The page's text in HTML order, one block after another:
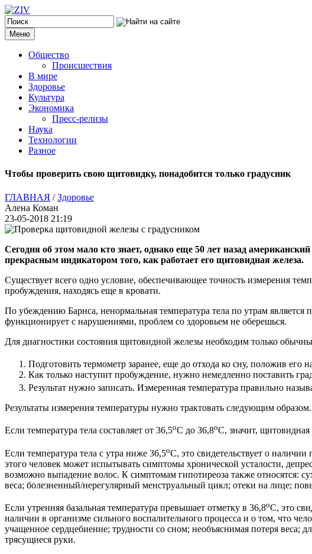
Меню
Общество
Происшествия
В мире
Здоровье
Культура
Экономика
Пресс-релизы
Наука
Технологии
Разное
Чтобы проверить свою щитовидку, понадобится только градусник
ГЛАВНАЯ /Здоровье
Алена Коман
23-05-2018 21:19
Сегодня об этом мало кто знает, однако еще 50 лет назад
прекрасным индикатором того, как работает его щитовидная железа.
Существует всего одно условие, обеспечивающее точность измерения
пробуждения, находясь еще в кровати.
По убеждению Барнса, ненормальная температура тела по утрам
функционирует с нарушениями, проблем со здоровьем не оберешься.
Для диагностики состояния щитовидной железы необходим только
Подготовить термометр заранее, еще до отхода ко сну, положив
Как только наступит пробуждение, нужно немедленно поставить
Результат нужно записать. Измеренная температура правильно
Результаты измерения температуры нужно трактовать следующим образом.
Если температура тела составляет от 36,5оС до 36,8оС, значит, щитовидная
Если температура тела с утра ниже 36,5оС, это свидетельствует о
этого человек может испытывать симптомы хронической усталости,
возможно выпадение волос. К симптомам гипотиреоза также относятся:
веса; болезненный/нерегулярный менструальный цикл; отеки на лице;
Если утренняя базальная температура превышает отметку в 36,8оС, это
наличии в организме сильного воспалительного процесса и о том, что
учащенное сердцебиение; трудности со сном; необъяснимая потеря
трясущиеся руки.